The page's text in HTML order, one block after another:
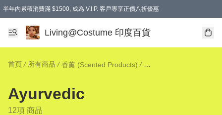
半年內累積消費滿 $1500, 成為 V.I.P. 客戶專享正價八折優惠
滿$600免本地運費
Living@Costume 印度百貨
首頁 / 所有商品 / 香薰 (Scented Products) /
Ayurvedic
12項 商品